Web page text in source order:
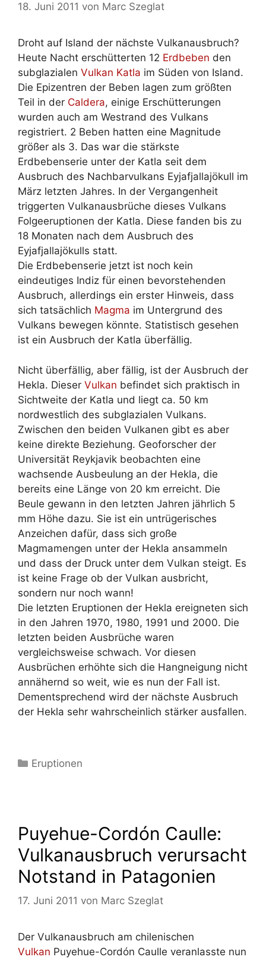
18. Juni 2011 von Marc Szeglat
Droht auf Island der nächste Vulkanausbruch?
Heute Nacht erschütterten 12 Erdbeben den
subglazialen Vulkan Katla im Süden von Island.
Die Epizentren der Beben lagen zum größten
Teil in der Caldera, einige Erschütterungen
wurden auch am Westrand des Vulkans
registriert. 2 Beben hatten eine Magnitude
größer als 3. Das war die stärkste
Erdbebenserie unter der Katla seit dem
Ausbruch des Nachbarvulkans Eyjafjallajökull im
März letzten Jahres. In der Vergangenheit
triggerten Vulkanausbrüche dieses Vulkans
Folgeeruptionen der Katla. Diese fanden bis zu
18 Monaten nach dem Ausbruch des
Eyjafjallajökulls statt.
Die Erdbebenserie jetzt ist noch kein
eindeutiges Indiz für einen bevorstehenden
Ausbruch, allerdings ein erster Hinweis, dass
sich tatsächlich Magma im Untergrund des
Vulkans bewegen könnte. Statistisch gesehen
ist ein Ausbruch der Katla überfällig.
Nicht überfällig, aber fällig, ist der Ausbruch der
Hekla. Dieser Vulkan befindet sich praktisch in
Sichtweite der Katla und liegt ca. 50 km
nordwestlich des subglazialen Vulkans.
Zwischen den beiden Vulkanen gibt es aber
keine direkte Beziehung. Geoforscher der
Universität Reykjavik beobachten eine
wachsende Ausbeulung an der Hekla, die
bereits eine Länge von 20 km erreicht. Die
Beule gewann in den letzten Jahren jährlich 5
mm Höhe dazu. Sie ist ein untrügerisches
Anzeichen dafür, dass sich große
Magmamengen unter der Hekla ansammeln
und dass der Druck unter dem Vulkan steigt. Es
ist keine Frage ob der Vulkan ausbricht,
sondern nur noch wann!
Die letzten Eruptionen der Hekla ereigneten sich
in den Jahren 1970, 1980, 1991 und 2000. Die
letzten beiden Ausbrüche waren
vergleichsweise schwach. Vor diesen
Ausbrüchen erhöhte sich die Hangneigung nicht
annähernd so weit, wie es nun der Fall ist.
Dementsprechend wird der nächste Ausbruch
der Hekla sehr wahrscheinlich stärker ausfallen.
Kategorien
Eruptionen
Puyehue-Cordón Caulle:
Vulkanausbruch verursacht
Notstand in Patagonien
17. Juni 2011 von Marc Szeglat
Der Vulkanausbruch am chilenischen
Vulkan Puyehue-Cordón Caulle veranlasste nun